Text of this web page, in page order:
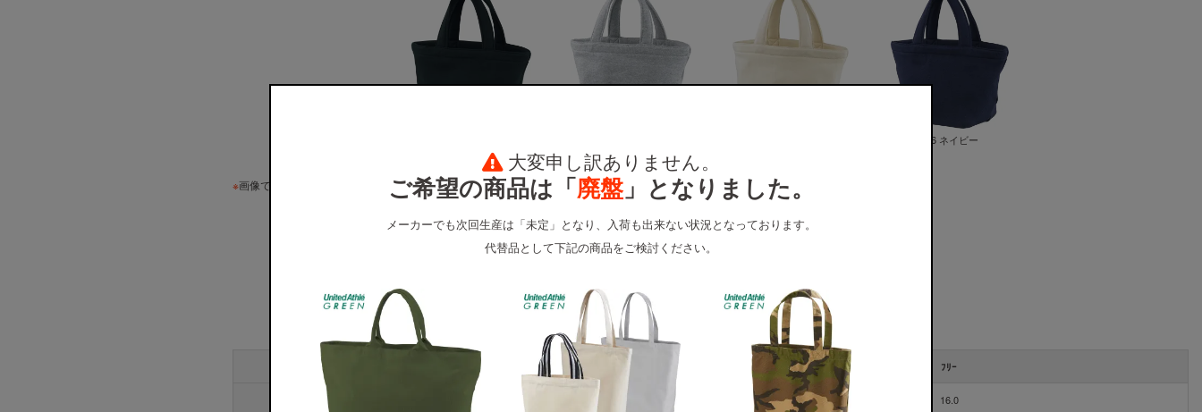
086 ネイビー
※画像ですので実際の色味とは若干の誤差が生じます。ご了承ください。
サイズ展開
サイズ ﾌﾘｰ
横 16.0
大変申し訳ありません。
ご希望の商品は「廃盤」となりました。
メーカーでも次回生産は「未定」となり、入荷も出来ない状況となっております。
代替品として下記の商品をご検討ください。